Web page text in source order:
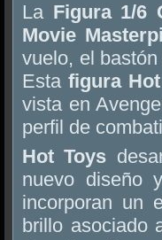
La Figura 1/6
Movie
vuelo, el
Esta figura
vista en
perfil de
Hot Toys
nuevo diseño
incorporan un
brillo asociado